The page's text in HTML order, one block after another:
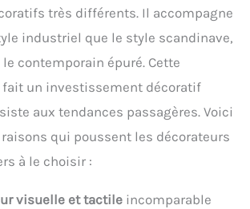
très différents. Il accompagne
industriel que le style scandinave,
contemporain épuré. Cette
fait un investissement décoratif
aux tendances passagères. Voici
qui poussent les décorateurs
à le choisir :
visuelle et tactile incomparable